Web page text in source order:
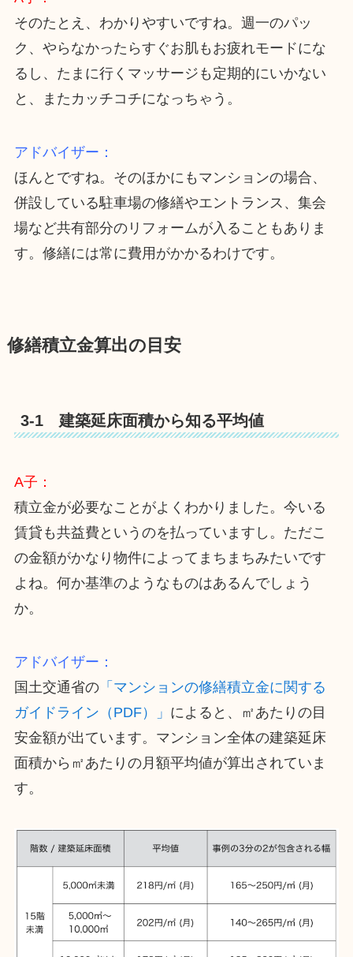
そのたとえ、わかりやすいですね。週一のパッ
ク、やらなかったらすぐお肌もお疲れモードにな
るし、たまに行くマッサージも定期的にいかない
と、またカッチコチになっちゃう。
アドバイザー：
ほんとですね。そのほかにもマンションの場合、
併設している駐車場の修繕やエントランス、集会
場など共有部分のリフォームが入ることもありま
す。修繕には常に費用がかかるわけです。
修繕積立金算出の目安
3-1 建築延床面積から知る平均値
A子：
積立金が必要なことがよくわかりました。今いる
賃貸も共益費というのを払っていますし。ただこ
の金額がかなり物件によってまちまちみたいです
よね。何か基準のようなものはあるんでしょう
か。
アドバイザー：
国土交通省の「マンションの修繕積立金に関する
ガイドライン（PDF）」 によると、㎡あたりの目
安金額が出ています。マンション全体の建築延床
面積から㎡あたりの月額平均値が算出されていま
す。